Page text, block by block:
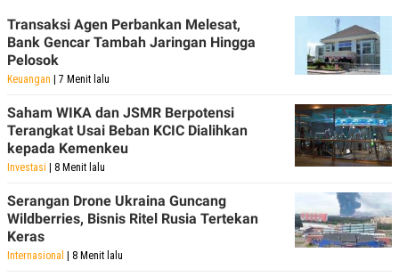
Transaksi Agen Perbankan Melesat,
Bank Gencar Tambah Jaringan Hingga
Pelosok
Keuangan | 7 Menit lalu
Saham WIKA dan JSMR Berpotensi
Terangkat Usai Beban KCIC Dialihkan
kepada Kemenkeu
Investasi | 8 Menit lalu
Serangan Drone Ukraina Guncang
Wildberries, Bisnis Ritel Rusia Tertekan
Keras
Internasional | 8 Menit lalu